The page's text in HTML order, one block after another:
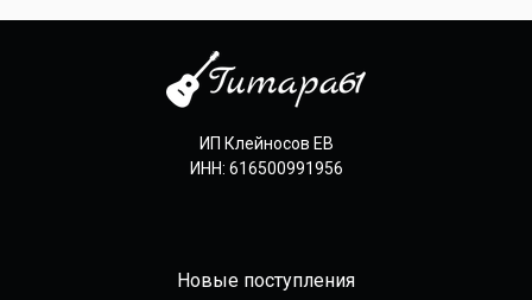
ИП Клейносов ЕВ
ИНН: 616500991956
Новые поступления